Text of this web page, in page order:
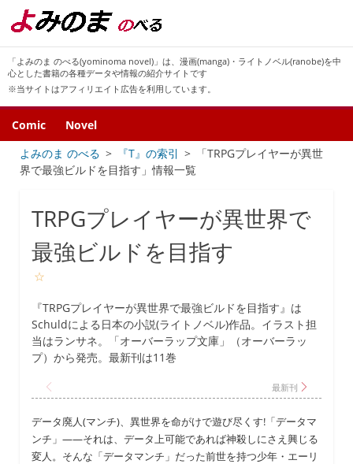
「よみのま のべる(yominoma novel)」は、漫画(manga)・ライトノベル(ranobe)を中
心とした書籍の各種データや情報の紹介サイトです
※当サイトはアフィリエイト広告を利用しています。
Comic
Novel
よみのま のべる
『T』の索引
「TRPGプレイヤーが異世
界で最強ビルドを目指す」情報一覧
TRPGプレイヤーが異世界で
最強ビルドを目指す
☆
『TRPGプレイヤーが異世界で最強ビルドを目指す』は
Schuldによる日本の小説(ライトノベル)作品。イラスト担
当はランサネ。「オーバーラップ文庫」（オーバーラッ
プ）から発売。最新刊は11巻
データ廃人(マンチ)、異世界を命がけで遊び尽くす!「データマ
ンチ」――それは、データ上可能であれば神殺しにさえ興じる
変人。そんな「データマンチ」だった前世を持つ少年・エーリ